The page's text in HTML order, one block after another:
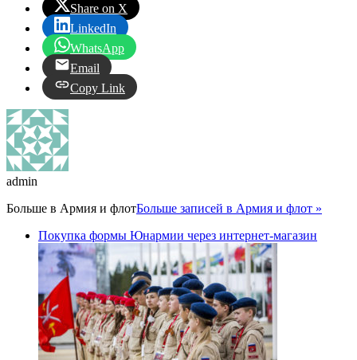
Share on X
LinkedIn
WhatsApp
Email
Copy Link
admin
Больше в Армия и флотБольше записей в Армия и флот »
Покупка формы Юнармии через интернет-магазин